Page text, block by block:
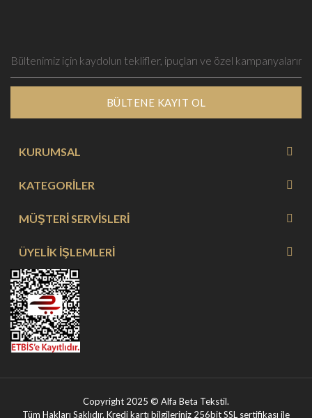
BÜLTENE KAYIT OL
KURUMSAL
KATEGORİLER
MÜŞTERİ SERVİSLERİ
ÜYELİK İŞLEMLERİ
Copyright 2025 © Alfa Beta Tekstil.
Tüm Hakları Saklıdır. Kredi kartı bilgileriniz 256bit SSL sertifikası ile